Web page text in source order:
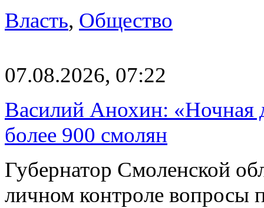
Власть, Общество
07.08.2026, 07:22
Василий Анохин: «Ночная
более 900 смолян
Губернатор Смоленской
личном контроле вопросы